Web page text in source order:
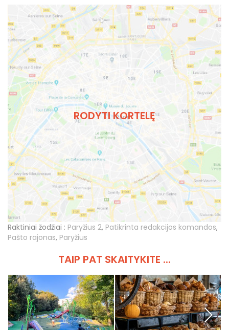
RODYTI KORTELĘ
Raktiniai žodžiai : Paryžius 2, Patikrinta redakcijos komandos,
Pašto rajonas, Paryžius
TAIP PAT SKAITYKITE ...